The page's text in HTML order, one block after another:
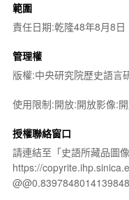
範圍
責任日期:乾隆48年8月8日
管理權
版權:中央研究院歷史語言
使用限制:開放:開放影像:
授權聯絡窗口
請連結至「史語所藏品圖
https://
@@0.8397848014139848